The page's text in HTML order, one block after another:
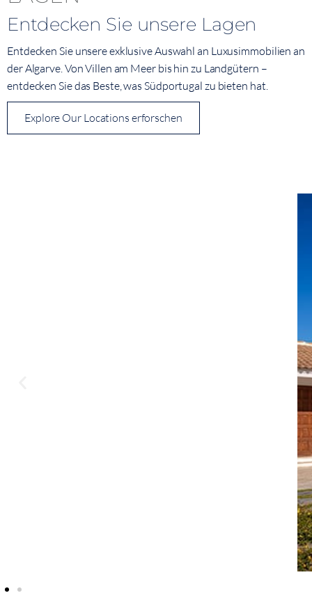
Entdecken Sie unsere Lagen
Entdecken Sie unsere exklusive Auswahl an Luxusimmobilien an
der Algarve. Von Villen am Meer bis hin zu Landgütern –
entdecken Sie das Beste, was Südportugal zu bieten hat.
Explore Our Locations erforschen